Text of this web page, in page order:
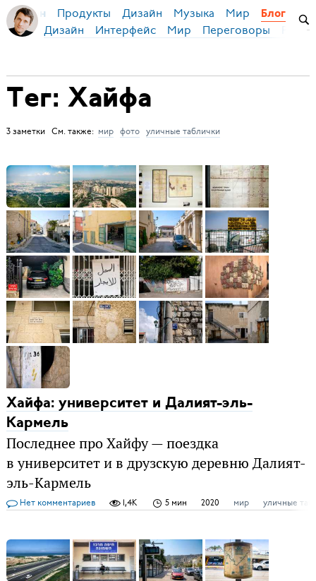
Бирман Продукты Дизайн Музыка Мир Блог
Дизайн Интерфейс Мир Переговоры
Тег: Хайфа
3 заметки См. также: мир фото уличные таблички
Хайфа: университет и Далият-эль-
Кармель
Последнее про Хайфу — поездка
в университет и в друзскую деревню Далият-
эль-Кармель
Нет комментариев 1,4K 5 мин 2020 мир уличные